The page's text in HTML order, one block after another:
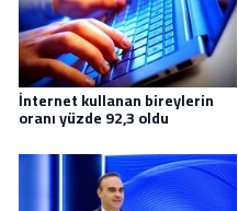
İnternet kullanan bireylerin
oranı yüzde 92,3 oldu